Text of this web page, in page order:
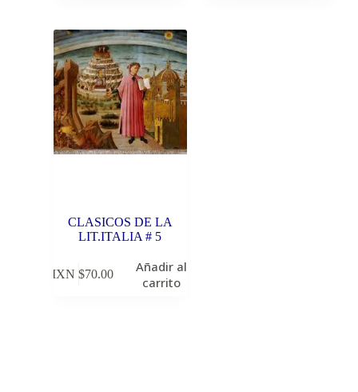
CLASICOS DE LA
LIT.ITALIA # 5
MXN $70.00
Añadir al
carrito